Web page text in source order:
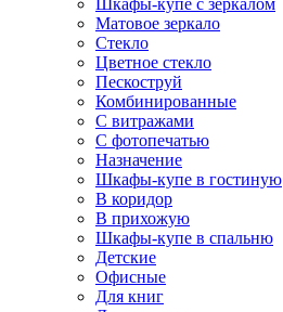
Шкафы-купе с зеркалом
Матовое зеркало
Стекло
Цветное стекло
Пескоструй
Комбинированные
С витражами
С фотопечатью
Назначение
Шкафы-купе в гостиную
В коридор
В прихожую
Шкафы-купе в спальню
Детские
Офисные
Для книг